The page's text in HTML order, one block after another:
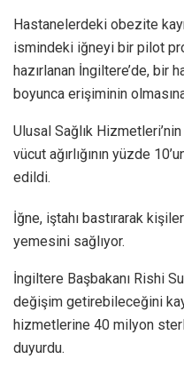
Hastanelerdeki obezite
ismindeki iğneyi bir pilot
hazırlanan İngiltere’de, bir
boyunca erişiminin
Ulusal Sağlık
vücut ağırlığının yüzde
edildi.
İğne, iştahı bastırarak
yemesini sağlıyor.
İngiltere Başbakanı Rishi
değişim getirebileceğini
hizmetlerine 40 milyon
duyurdu.